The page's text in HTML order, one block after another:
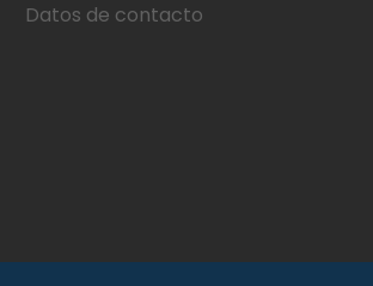
Datos de contacto